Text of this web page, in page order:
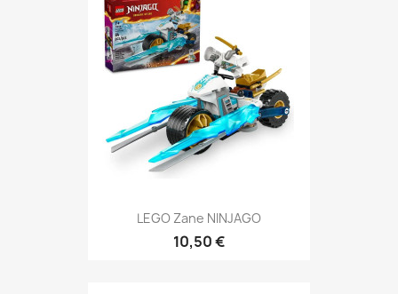
LEGO Zane NINJAGO
10,50 €